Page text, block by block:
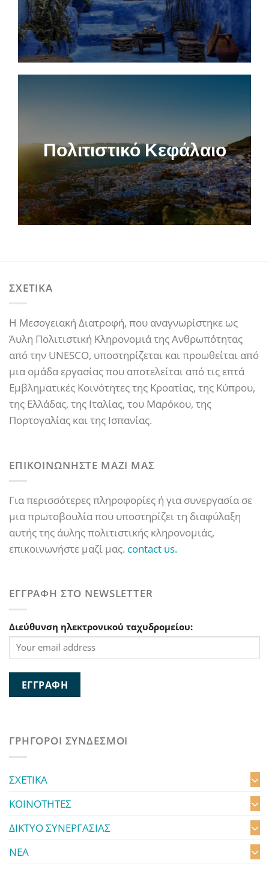
Πολιτιστικό Κεφάλαιο
ΣΧΕΤΙΚΑ
Η Μεσογειακή Διατροφή, που αναγνωρίστηκε ως
Άυλη Πολιτιστική Κληρονομιά της Ανθρωπότητας
από την UNESCO, υποστηρίζεται και προωθείται από
μια ομάδα εργασίας που αποτελείται από τις επτά
Εμβληματικές Κοινότητες της Κροατίας, της Κύπρου,
της Ελλάδας, της Ιταλίας, του Μαρόκου, της
Πορτογαλίας και της Ισπανίας.
ΕΠΙΚΟΙΝΩΝΗΣΤΕ ΜΑΖΙ ΜΑΣ
Για περισσότερες πληροφορίες ή για συνεργασία σε
μια πρωτοβουλία που υποστηρίζει τη διαφύλαξη
αυτής της άυλης πολιτιστικής κληρονομιάς,
επικοινωνήστε μαζί μας. contact us.
ΕΓΓΡΑΦΗ ΣΤΟ NEWSLETTER
Διεύθυνση ηλεκτρονικού ταχυδρομείου:
ΓΡΗΓΟΡΟΙ ΣΥΝΔΕΣΜΟΙ
ΣΧΕΤΙΚΑ
ΚΟΙΝΟΤΗΤΕΣ
ΔΙΚΤΥΟ ΣΥΝΕΡΓΑΣΙΑΣ
ΝΕΑ